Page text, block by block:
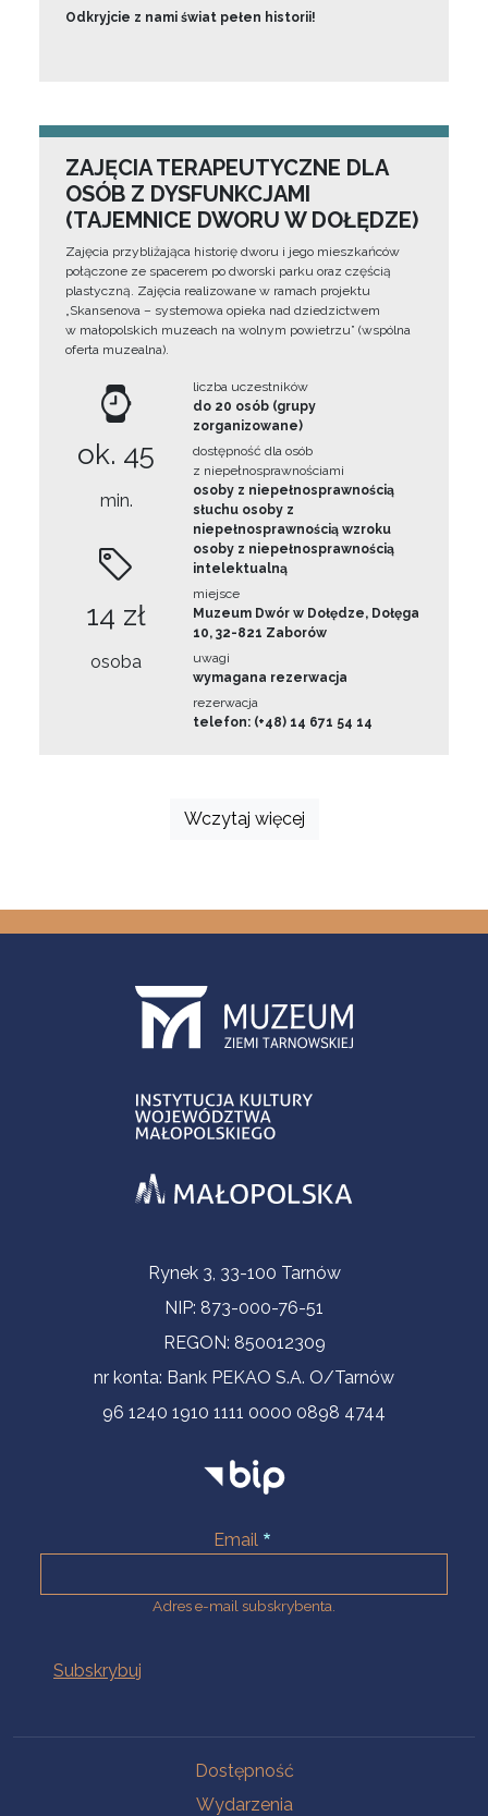
Odkryjcie z nami świat pełen historii!
ZAJĘCIA TERAPEUTYCZNE DLA
OSÓB Z DYSFUNKCJAMI
(TAJEMNICE DWORU W DOŁĘDZE)
Zajęcia przybliżająca historię dworu i jego mieszkańców
połączone ze spacerem po dworski parku oraz częścią
plastyczną. Zajęcia realizowane w ramach projektu
„Skansenova – systemowa opieka nad dziedzictwem
w małopolskich muzeach na wolnym powietrzu” (wspólna
oferta muzealna).
ok. 45
min.
14 zł
osoba
liczba uczestników
do 20 osób (grupy
zorganizowane)
dostępność dla osób
z niepełnosprawnościami
osoby z niepełnosprawnością
słuchu osoby z
niepełnosprawnością wzroku
osoby z niepełnosprawnością
intelektualną
miejsce
Muzeum Dwór w Dołędze, Dołęga
10, 32-821 Zaborów
uwagi
wymagana rezerwacja
rezerwacja
telefon: (+48) 14 671 54 14
Wczytaj więcej
Informacje kontaktoweRynek 3, 33-100 Tarnów
NIP: 873-000-76-51
REGON: 850012309
nr konta: Bank PEKAO S.A. O/Tarnów
96 1240 1910 1111 0000 0898 4744
Email
Adres e-mail subskrybenta.
Dostępność
Wydarzenia